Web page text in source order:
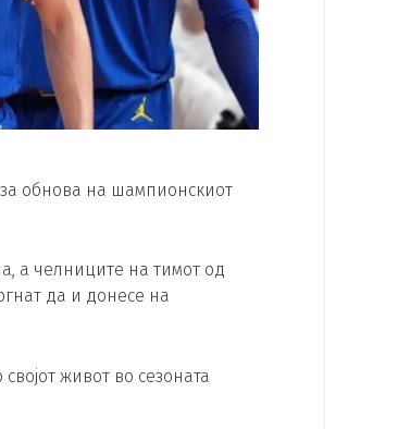
обнова на шампионскиот
а челниците на тимот од
да и донесе на
живот во сезоната